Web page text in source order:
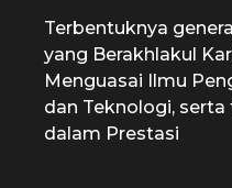
Terbentuknya
yang Berakhlakul
Menguasai Ilmu
dan Teknologi, serta
dalam Prestasi